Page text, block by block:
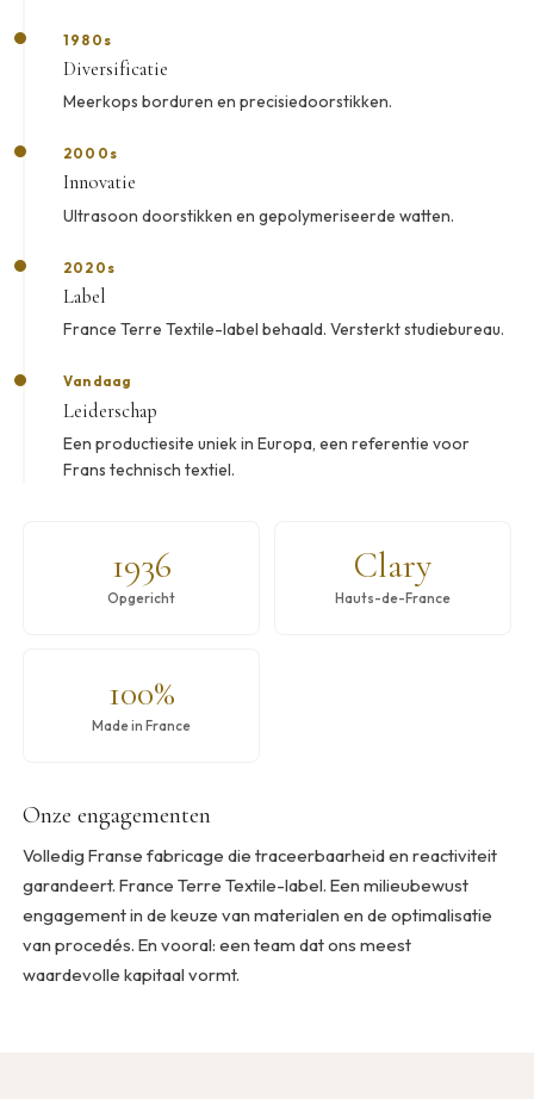
1980s
Diversificatie
Meerkops borduren en precisiedoorstikken.
2000s
Innovatie
Ultrasoon doorstikken en gepolymeriseerde watten.
2020s
Label
France Terre Textile-label behaald. Versterkt studiebureau.
Vandaag
Leiderschap
Een productiesite uniek in Europa, een referentie voor
Frans technisch textiel.
1936
Opgericht
Clary
Hauts-de-France
100%
Made in France
Onze engagementen
Volledig Franse fabricage die traceerbaarheid en reactiviteit
garandeert. France Terre Textile-label. Een milieubewust
engagement in de keuze van materialen en de optimalisatie
van procedés. En vooral: een team dat ons meest
waardevolle kapitaal vormt.